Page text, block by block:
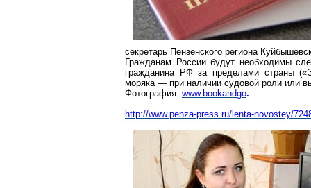
секретарь Пензенского региона
Гражданам России будут необходимы
гражданина РФ за пределами страны
моряка — при наличии судовой роли или
Фотография: www.bookandgo.
http://www.penza-press.ru/lenta-novostey/